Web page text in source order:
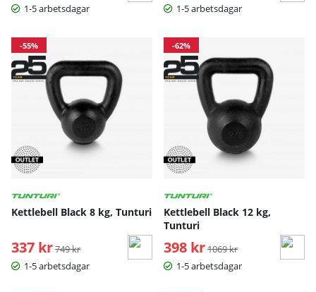
1-5 arbetsdagar
1-5 arbetsdagar
-55%
Kettlebell Black 8 kg, Tunturi
337 krOrdinarie pris:
749 kr
1-5 arbetsdagar
-62%
Kettlebell Black 12 kg,
Tunturi
398 kr Ordinarie pris:
1069 kr
1-5 arbetsdagar